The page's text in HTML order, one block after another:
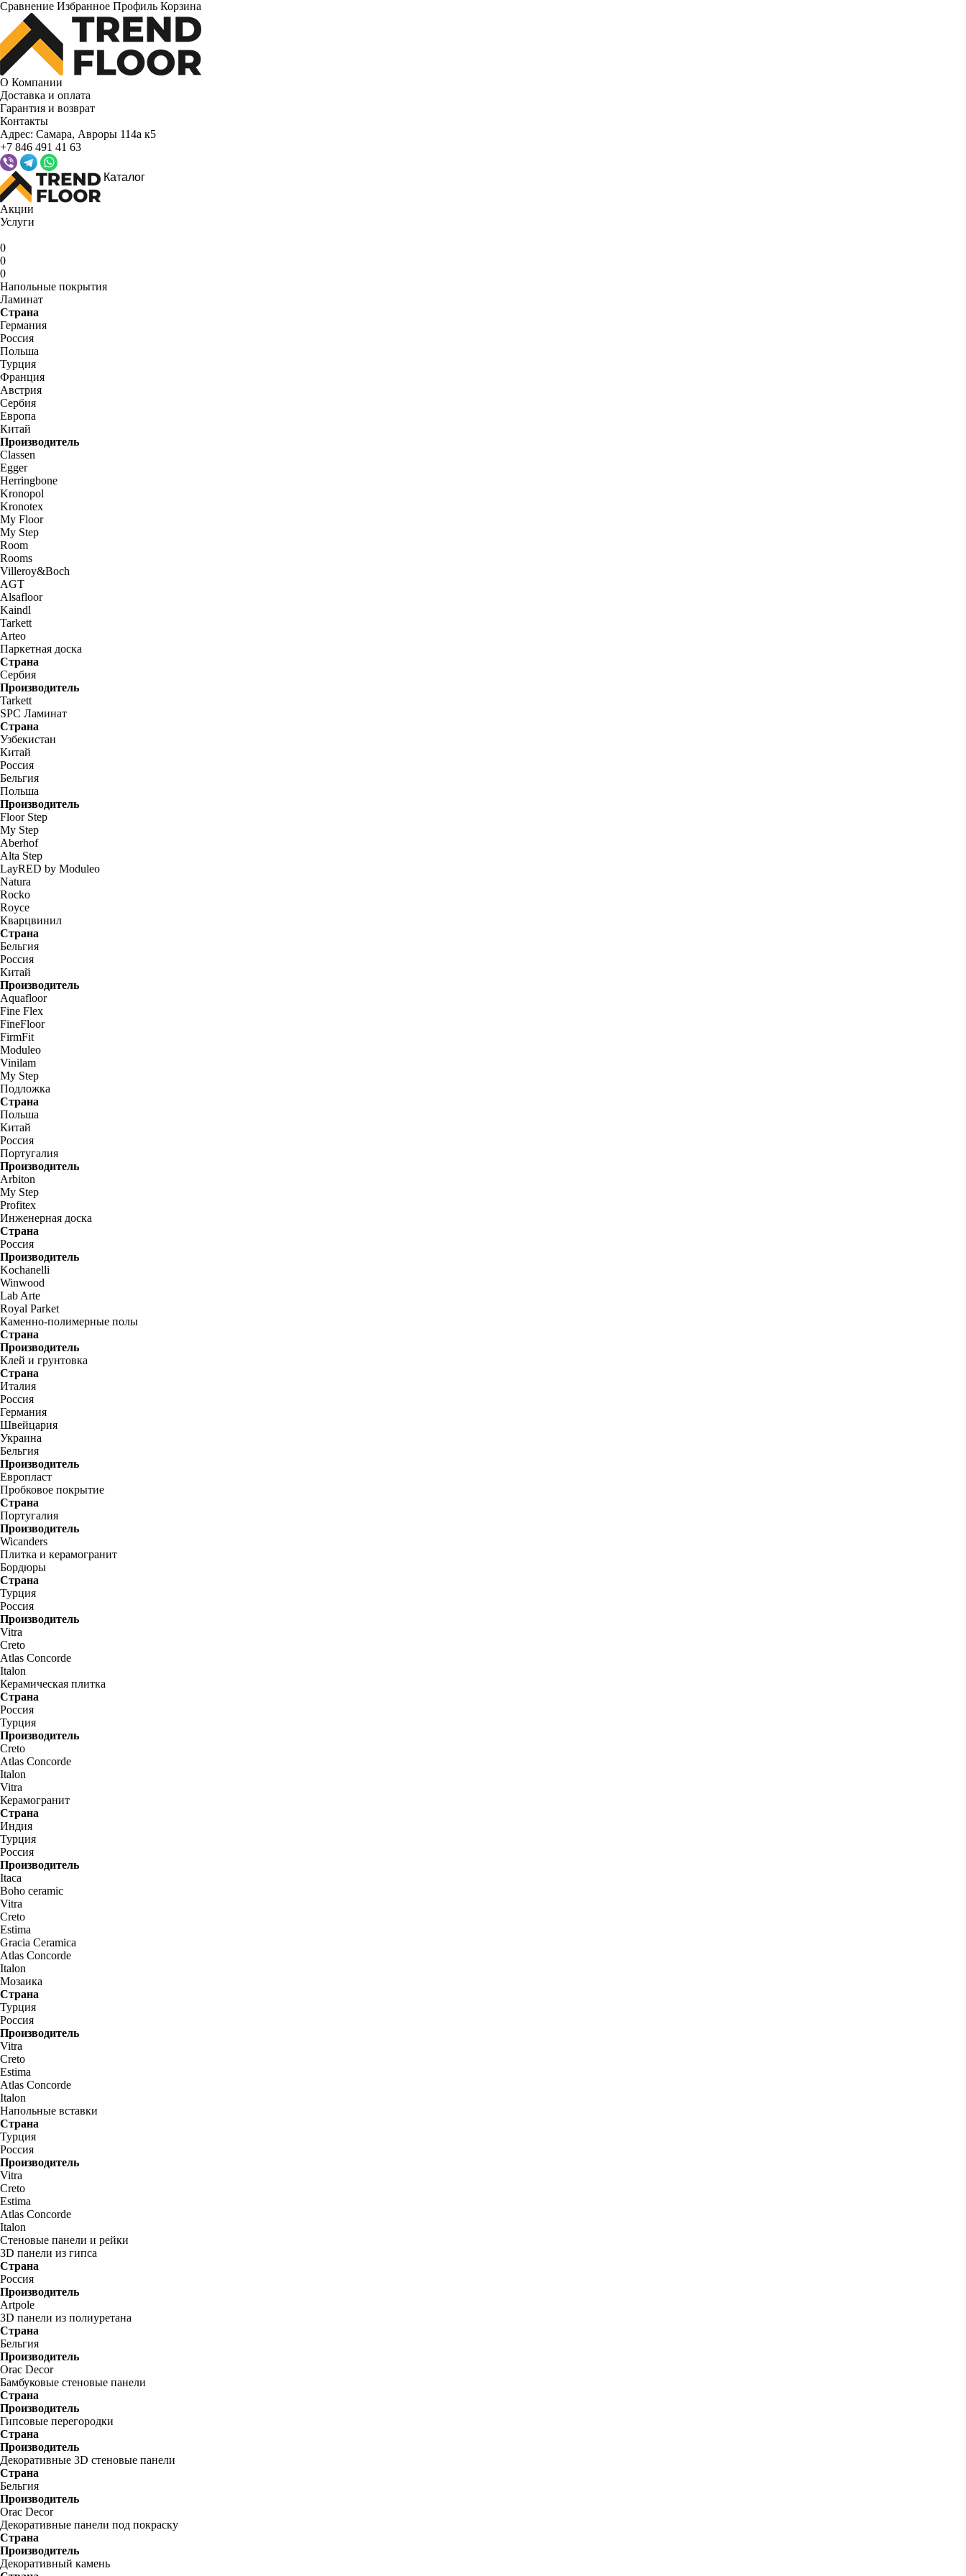
Сравнение Избранное Профиль Корзина
О Компании
Доставка и оплата
Гарантия и возврат
Контакты
Адрес: Самара, Авроры 114а к5
+7 846 491 41 63
Каталог
Акции
Услуги
0
0
0
Напольные покрытия
Ламинат
Страна
Германия
Россия
Польша
Турция
Франция
Австрия
Сербия
Европа
Китай
Производитель
Classen
Egger
Herringbone
Kronopol
Kronotex
My Floor
My Step
Room
Rooms
Villeroy&Boch
AGT
Alsafloor
Kaindl
Tarkett
Arteo
Паркетная доска
Страна
Сербия
Производитель
Tarkett
SPC Ламинат
Страна
Узбекистан
Китай
Россия
Бельгия
Польша
Производитель
Floor Step
My Step
Aberhof
Alta Step
LayRED by Moduleo
Natura
Rocko
Royce
Кварцвинил
Страна
Бельгия
Россия
Китай
Производитель
Aquafloor
Fine Flex
FineFloor
FirmFit
Moduleo
Vinilam
My Step
Подложка
Страна
Польша
Китай
Россия
Португалия
Производитель
Arbiton
My Step
Profitex
Инженерная доска
Страна
Россия
Производитель
Kochanelli
Winwood
Lab Arte
Royal Parket
Каменно-полимерные полы
Страна
Производитель
Клей и грунтовка
Страна
Италия
Россия
Германия
Швейцария
Украина
Бельгия
Производитель
Европласт
Пробковое покрытие
Страна
Португалия
Производитель
Wicanders
Плитка и керамогранит
Бордюры
Страна
Турция
Россия
Производитель
Vitra
Creto
Atlas Concorde
Italon
Керамическая плитка
Страна
Россия
Турция
Производитель
Creto
Atlas Concorde
Italon
Vitra
Керамогранит
Страна
Индия
Турция
Россия
Производитель
Itaca
Boho ceramic
Vitra
Creto
Estima
Gracia Ceramica
Atlas Concorde
Italon
Мозаика
Страна
Турция
Россия
Производитель
Vitra
Creto
Estima
Atlas Concorde
Italon
Напольные вставки
Страна
Турция
Россия
Производитель
Vitra
Creto
Estima
Atlas Concorde
Italon
Стеновые панели и рейки
3D панели из гипса
Страна
Россия
Производитель
Artpole
3D панели из полиуретана
Страна
Бельгия
Производитель
Orac Decor
Бамбуковые стеновые панели
Страна
Производитель
Гипсовые перегородки
Страна
Производитель
Декоративные 3D стеновые панели
Страна
Бельгия
Производитель
Orac Decor
Декоративные панели под покраску
Страна
Производитель
Декоративный камень